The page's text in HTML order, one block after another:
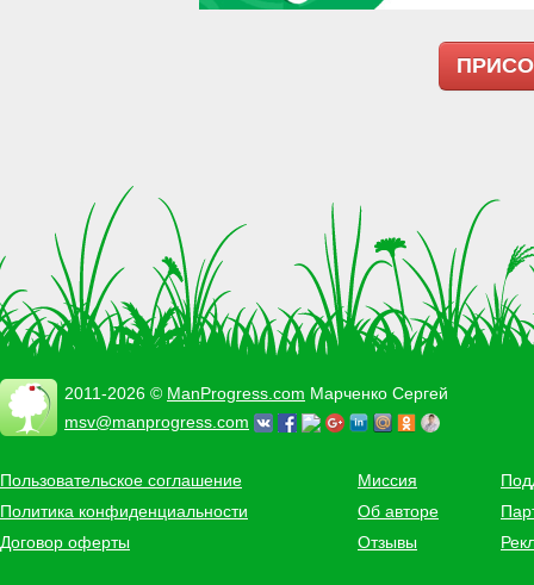
2011-2026 © ManProgress.com Марченко Сергей
msv@manprogress.com
Пользовательское соглашение
Политика конфиденциальности
Договор оферты
Миссия
Об авторе
Отзывы